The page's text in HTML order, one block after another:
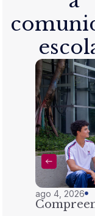
ago 4, 2026